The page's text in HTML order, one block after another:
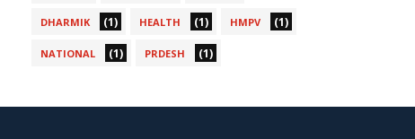
DHARMIK (1) HEALTH (1) HMPV (1)
NATIONAL (1) PRDESH (1)